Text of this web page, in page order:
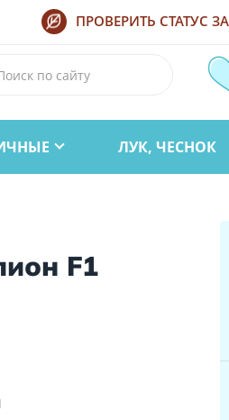
ПРОВЕРИТЬ СТАТУС
ЛУК, ЧЕСНОК
F1